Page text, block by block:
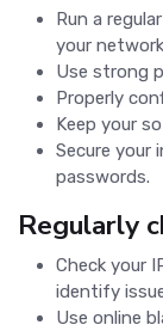
Run a
your
Use strong
Properly
Keep your
Secure
passwords.
Regularly
Check your
identify
Use online